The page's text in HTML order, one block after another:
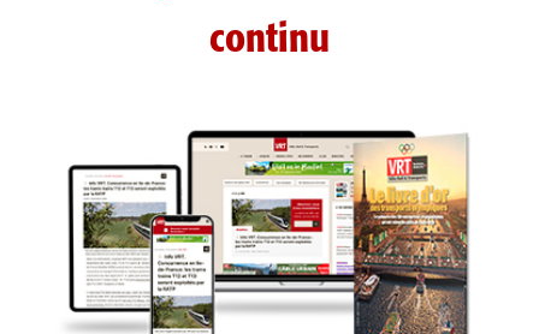
continu